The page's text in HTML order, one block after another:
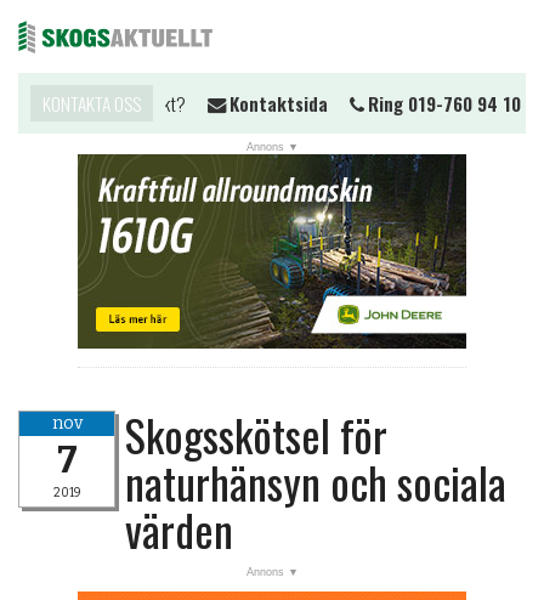
KONTAKTA OSS
Vill du komma i kontakt? Kontaktsida Ring 019-760 94 10
nov
7
2019
Skogsskötsel för
naturhänsyn och sociala
värden